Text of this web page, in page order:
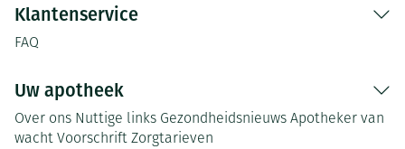
Klantenservice
FAQ
Uw apotheek
Over ons Nuttige links Gezondheidsnieuws Apotheker van
wacht Voorschrift Zorgtarieven